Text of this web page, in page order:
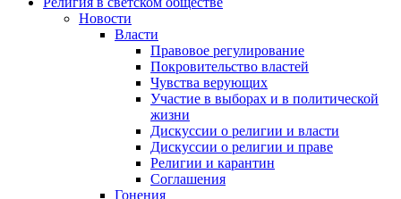
Новости
Власти
Правовое регулирование
Покровительство властей
Чувства верующих
Участие в выборах и в политической
жизни
Дискуссии о религии и власти
Дискуссии о религии и праве
Религии и карантин
Соглашения
Гонения